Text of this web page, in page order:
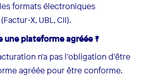
formats électroniques
X, UBL, CII).
une plateforme agréée ?
n’a pas l’obligation d’être
agréée pour être conforme.